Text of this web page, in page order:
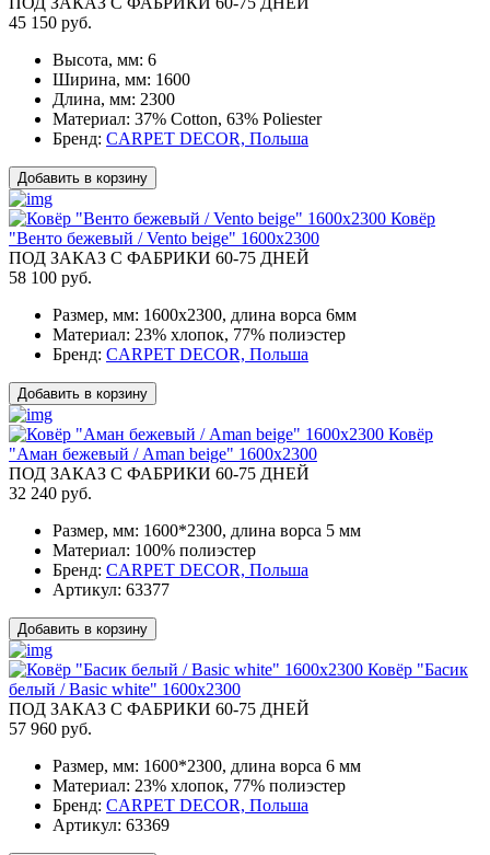
45 150 руб.
Высота, мм: 6
Ширина, мм: 1600
Длина, мм: 2300
Материал: 37% Cotton, 63% Poliester
Бренд: CARPET DECOR, Польша
Добавить в корзину
Ковёр
"Венто бежевый / Vento beige" 1600x2300
ПОД ЗАКАЗ С ФАБРИКИ 60-75 ДНЕЙ
58 100 руб.
Размер, мм: 1600x2300, длина ворса 6мм
Материал: 23% хлопок, 77% полиэстер
Бренд: CARPET DECOR, Польша
Добавить в корзину
Ковёр
"Аман бежевый / Aman beige" 1600x2300
ПОД ЗАКАЗ С ФАБРИКИ 60-75 ДНЕЙ
32 240 руб.
Размер, мм: 1600*2300, длина ворса 5 мм
Материал: 100% полиэстер
Бренд: CARPET DECOR, Польша
Артикул: 63377
Добавить в корзину
Ковёр "Басик
белый / Basic white" 1600x2300
ПОД ЗАКАЗ С ФАБРИКИ 60-75 ДНЕЙ
57 960 руб.
Размер, мм: 1600*2300, длина ворса 6 мм
Материал: 23% хлопок, 77% полиэстер
Бренд: CARPET DECOR, Польша
Артикул: 63369